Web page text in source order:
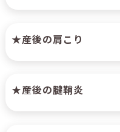
★産後の肩こり
★産後の腱鞘炎